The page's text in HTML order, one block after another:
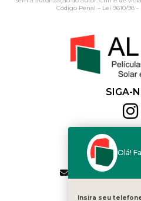
Código Penal – Lei 9610/98
SIGA-
(11)
(11)
Olá!
Insira seu